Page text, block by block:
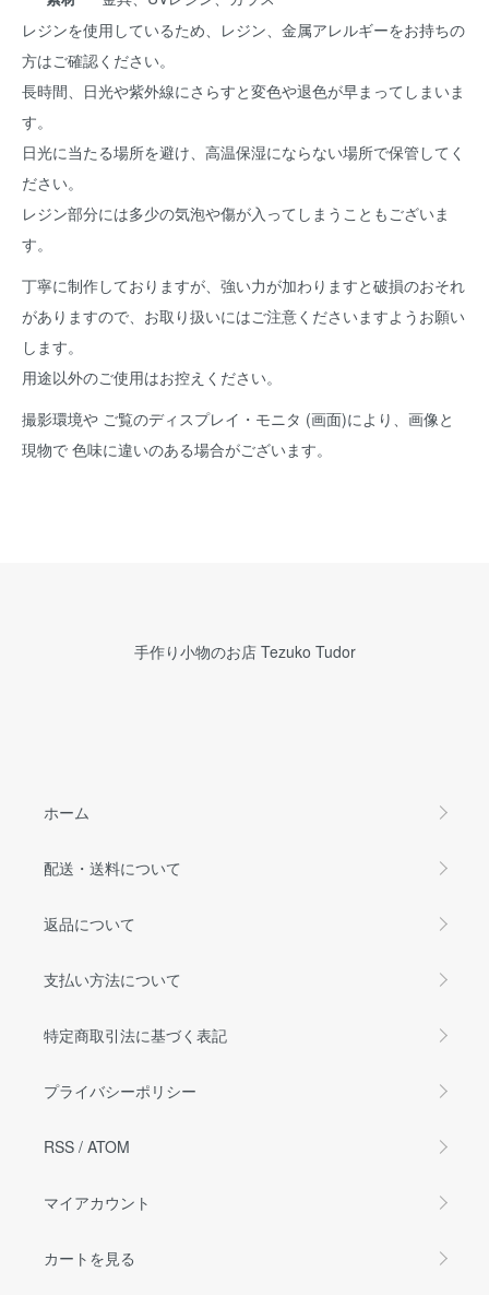
レジンを使用しているため、レジン、金属アレルギーをお持ちの
方はご確認ください。
長時間、日光や紫外線にさらすと変色や退色が早まってしまいま
す。
日光に当たる場所を避け、高温保湿にならない場所で保管してく
ださい。
レジン部分には多少の気泡や傷が入ってしまうこともございま
す。
丁寧に制作しておりますが、強い力が加わりますと破損のおそれ
がありますので、お取り扱いにはご注意くださいますようお願い
します。
用途以外のご使用はお控えください。
撮影環境や ご覧のディスプレイ・モニタ (画面)により、画像と
現物で 色味に違いのある場合がございます。
手作り小物のお店 Tezuko Tudor
ホーム
配送・送料について
返品について
支払い方法について
特定商取引法に基づく表記
プライバシーポリシー
RSS / ATOM
マイアカウント
カートを見る